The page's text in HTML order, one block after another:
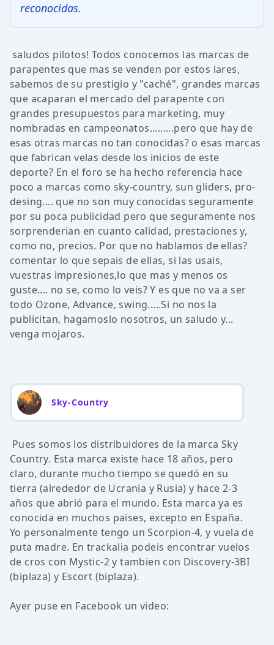
reconocidas.
saludos pilotos! Todos conocemos las marcas de
parapentes que mas se venden por estos lares,
sabemos de su prestigio y "caché", grandes marcas
que acaparan el mercado del parapente con
grandes presupuestos para marketing, muy
nombradas en campeonatos.........pero que hay de
esas otras marcas no tan conocidas? o esas marcas
que fabrican velas desde los inicios de este
deporte? En el foro se ha hecho referencia hace
poco a marcas como sky-country, sun gliders, pro-
desing.... que no son muy conocidas seguramente
por su poca publicidad pero que seguramente nos
sorprenderian en cuanto calidad, prestaciones y,
como no, precios. Por que no hablamos de ellas?
comentar lo que sepais de ellas, si las usais,
vuestras impresiones,lo que mas y menos os
guste.... no se, como lo veis? Y es que no va a ser
todo Ozone, Advance, swing.....Si no nos la
publicitan, hagamoslo nosotros, un saludo y...
venga mojaros.
Sky-Country
Pues somos los distribuidores de la marca Sky
Country. Esta marca existe hace 18 años, pero
claro, durante mucho tiempo se quedó en su
tierra (alrededor de Ucrania y Rusia) y hace 2-3
años que abrió para el mundo. Esta marca ya es
conocida en muchos paises, excepto en España.
Yo personalmente tengo un Scorpion-4, y vuela de
puta madre. En trackalia podeis encontrar vuelos
de cros con Mystic-2 y tambien con Discovery-3BI
(biplaza) y Escort (biplaza).
Ayer puse en Facebook un video: